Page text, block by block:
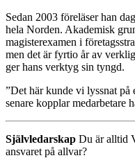
Sedan 2003 föreläser han
hela Norden. Akademisk
magisterexamen i
men det är fyrtio år av
ger hans verktyg sin tyngd.
”Det här kunde vi lyssnat
senare kopplar medarbetare
Självledarskap Du är alltid
ansvaret på allvar?